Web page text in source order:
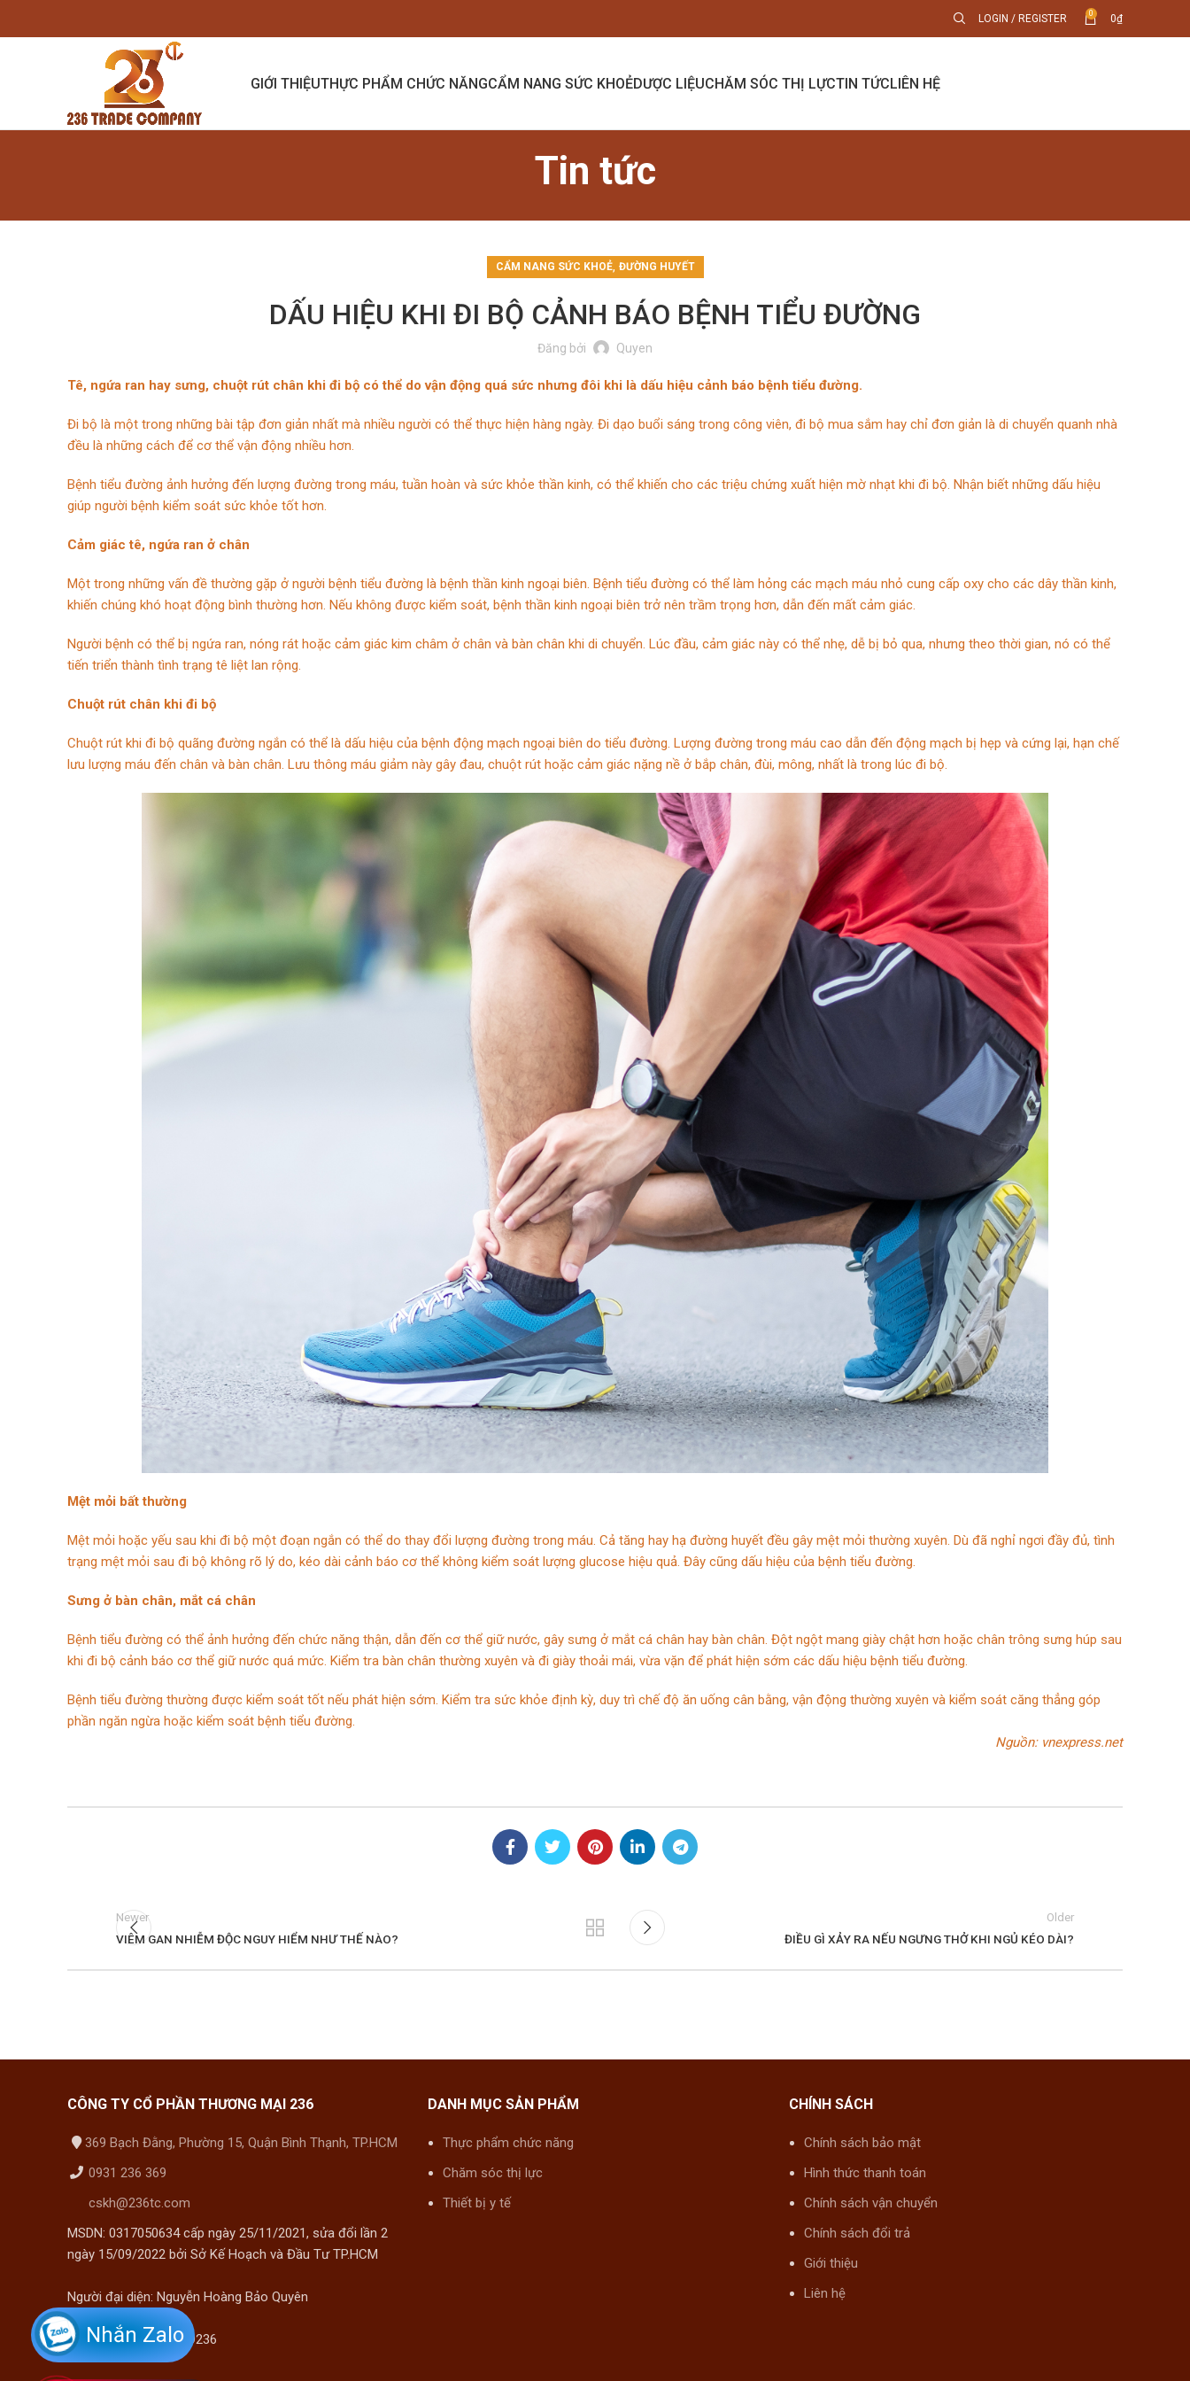
LOGIN / REGISTER 0 0₫
GIỚI THIỆUTHỰC PHẨM CHỨC NĂNGCẨM NANG SỨC KHOẺDƯỢC LIỆUCHĂM SÓC THỊ LỰCTIN TỨCLIÊN HỆ
Tin tức
CẨM NANG SỨC KHOẺ, ĐƯỜNG HUYẾT
DẤU HIỆU KHI ĐI BỘ CẢNH BÁO BỆNH TIỂU ĐƯỜNG
Đăng bởi Quyen
Tê, ngứa ran hay sưng, chuột rút chân khi đi bộ có thể do vận động quá sức nhưng đôi khi là dấu hiệu cảnh báo bệnh tiểu đường.
Đi bộ là một trong những bài tập đơn giản nhất mà nhiều người có thể thực hiện hàng ngày. Đi dạo buổi sáng trong công viên, đi bộ mua sắm hay chỉ đơn giản là di chuyển quanh nhà
đều là những cách để cơ thể vận động nhiều hơn.
Bệnh tiểu đường ảnh hưởng đến lượng đường trong máu, tuần hoàn và sức khỏe thần kinh, có thể khiến cho các triệu chứng xuất hiện mờ nhạt khi đi bộ. Nhận biết những dấu hiệu
giúp người bệnh kiểm soát sức khỏe tốt hơn.
Cảm giác tê, ngứa ran ở chân
Một trong những vấn đề thường gặp ở người bệnh tiểu đường là bệnh thần kinh ngoại biên. Bệnh tiểu đường có thể làm hỏng các mạch máu nhỏ cung cấp oxy cho các dây thần kinh,
khiến chúng khó hoạt động bình thường hơn. Nếu không được kiểm soát, bệnh thần kinh ngoại biên trở nên trầm trọng hơn, dẫn đến mất cảm giác.
Người bệnh có thể bị ngứa ran, nóng rát hoặc cảm giác kim châm ở chân và bàn chân khi di chuyển. Lúc đầu, cảm giác này có thể nhẹ, dễ bị bỏ qua, nhưng theo thời gian, nó có thể
tiến triển thành tình trạng tê liệt lan rộng.
Chuột rút chân khi đi bộ
Chuột rút khi đi bộ quãng đường ngắn có thể là dấu hiệu của bệnh động mạch ngoại biên do tiểu đường. Lượng đường trong máu cao dẫn đến động mạch bị hẹp và cứng lại, hạn chế
lưu lượng máu đến chân và bàn chân. Lưu thông máu giảm này gây đau, chuột rút hoặc cảm giác nặng nề ở bắp chân, đùi, mông, nhất là trong lúc đi bộ.
Mệt mỏi bất thường
Mệt mỏi hoặc yếu sau khi đi bộ một đoạn ngắn có thể do thay đổi lượng đường trong máu. Cả tăng hay hạ đường huyết đều gây mệt mỏi thường xuyên. Dù đã nghỉ ngơi đầy đủ, tình
trạng mệt mỏi sau đi bộ không rõ lý do, kéo dài cảnh báo cơ thể không kiểm soát lượng glucose hiệu quả. Đây cũng dấu hiệu của bệnh tiểu đường.
Sưng ở bàn chân, mắt cá chân
Bệnh tiểu đường có thể ảnh hưởng đến chức năng thận, dẫn đến cơ thể giữ nước, gây sưng ở mắt cá chân hay bàn chân. Đột ngột mang giày chật hơn hoặc chân trông sưng húp sau
khi đi bộ cảnh báo cơ thể giữ nước quá mức. Kiểm tra bàn chân thường xuyên và đi giày thoải mái, vừa vặn để phát hiện sớm các dấu hiệu bệnh tiểu đường.
Bệnh tiểu đường thường được kiểm soát tốt nếu phát hiện sớm. Kiểm tra sức khỏe định kỳ, duy trì chế độ ăn uống cân bằng, vận động thường xuyên và kiểm soát căng thẳng góp
phần ngăn ngừa hoặc kiểm soát bệnh tiểu đường.
Nguồn: vnexpress.net
Newer
VIÊM GAN NHIỄM ĐỘC NGUY HIỂM NHƯ THẾ NÀO?
Older
ĐIỀU GÌ XẢY RA NẾU NGƯNG THỞ KHI NGỦ KÉO DÀI?
CÔNG TY CỔ PHẦN THƯƠNG MẠI 236
369 Bạch Đằng, Phường 15, Quận Bình Thạnh, TP.HCM
0931 236 369
cskh@236tc.com
MSDN: 0317050634 cấp ngày 25/11/2021, sửa đổi lần 2
ngày 15/09/2022 bởi Sở Kế Hoạch và Đầu Tư TP.HCM
Người đại diện: Nguyễn Hoàng Bảo Quyên
Điện thoại: 028 3535 9236
DANH MỤC SẢN PHẨM
Thực phẩm chức năng
Chăm sóc thị lực
Thiết bị y tế
CHÍNH SÁCH
Chính sách bảo mật
Hình thức thanh toán
Chính sách vận chuyển
Chính sách đổi trả
Giới thiệu
Liên hệ
Nhắn Zalo